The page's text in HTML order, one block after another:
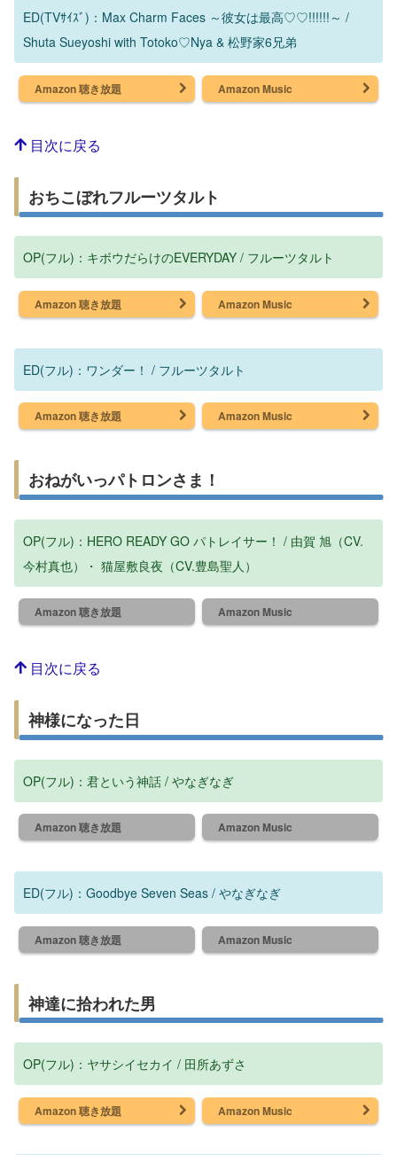
ED(TVｻｲｽﾞ)：Max Charm Faces ～彼女は最高♡♡!!!!!!～ /
Shuta Sueyoshi with Totoko♡Nya & 松野家6兄弟
Amazon 聴き放題 Amazon Music
目次に戻る
おちこぼれフルーツタルト
OP(フル)：キボウだらけのEVERYDAY / フルーツタルト
Amazon 聴き放題 Amazon Music
ED(フル)：ワンダー！ / フルーツタルト
Amazon 聴き放題 Amazon Music
おねがいっパトロンさま！
OP(フル)：HERO READY GO パトレイサー！ / 由賀 旭（CV.
今村真也）・ 猫屋敷良夜（CV.豊島聖人）
Amazon 聴き放題 Amazon Music
目次に戻る
神様になった日
OP(フル)：君という神話 / やなぎなぎ
Amazon 聴き放題 Amazon Music
ED(フル)：Goodbye Seven Seas / やなぎなぎ
Amazon 聴き放題 Amazon Music
神達に拾われた男
OP(フル)：ヤサシイセカイ / 田所あずさ
Amazon 聴き放題 Amazon Music